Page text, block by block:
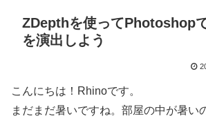
ZDepthを使ってPhotoshop
を演出しよう
こんにちは！Rhinoです。
まだまだ暑いですね。部屋の中が暑い